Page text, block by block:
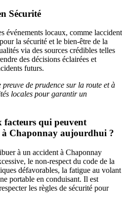
Sécurité
événements locaux, comme laccident
la sécurité et le bien-être de la
via des sources crédibles telles
des décisions éclairées et
futurs.
de prudence sur la route et à
locales pour garantir un
facteurs qui peuvent
Chaponnay aujourdhui ?
à un accident à Chaponnay
le non-respect du code de la
défavorables, la fatigue au volant
portable en conduisant. Il est
les règles de sécurité pour